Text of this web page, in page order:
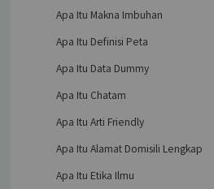
Apa Itu Makna Imbuhan
Apa Itu Definisi Peta
Apa Itu Data Dummy
Apa Itu Chatam
Apa Itu Arti Friendly
Apa Itu Alamat Domisili Lengkap
Apa Itu Etika Ilmu